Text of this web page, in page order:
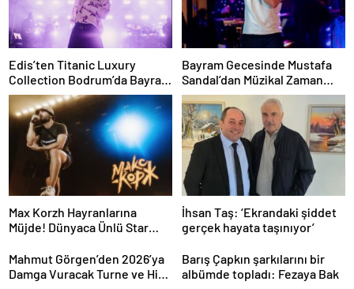
Edis’ten Titanic Luxury
Collection Bodrum’da Bayram
Gecesine Damga Vuran
Performans
Bayram Gecesinde Mustafa
Sandal’dan Müzikal Zaman
Yolculuğu
Max Korzh Hayranlarına
Müjde! Dünyaca Ünlü Star
Performansla Hayranlarıyla
Buluşuyor
İhsan Taş: ‘Ekrandaki şiddet
gerçek hayata taşınıyor’
Mahmut Görgen’den 2026’ya
Damga Vuracak Turne ve Hit
Barış Çapkın şarkılarını bir
albümde topladı: Fezaya Bak